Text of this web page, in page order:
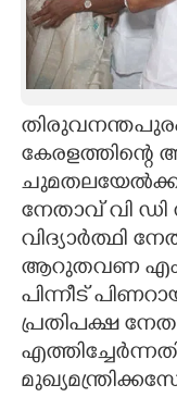
ASTRO
CARTOONS
LITERATURE
ZOOM
കേരളത്തിന്റെ
നേതാവ് വി
വിദ്യാർത്ഥി
ആറുതവണ
പിന്നീട്
പ്രതിപക്ഷ